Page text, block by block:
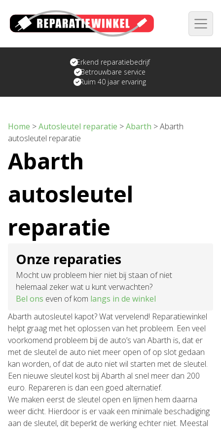
Erkend reparatiebedrijf
Betrouwbare service
Ruim 40 jaar ervaring
Home >Autosleutel reparatie >Abarth >Abarth
autosleutel reparatie
Abarth
autosleutel
reparatie
Onze reparaties
Mocht uw probleem hier niet bij staan of niet
helemaal zeker wat u kunt verwachten?
Bel ons even of kom langs in de winkel
Abarth autosleutel kapot? Wat vervelend! Reparatiewinkel
helpt graag met het oplossen van het probleem. Een veel
voorkomend probleem bij de auto’s van Abarth is, dat er
met de sleutel de auto niet meer open of op slot gedaan
kan worden, of dat de auto niet wil starten met de sleutel.
Een nieuwe sleutel kost bij Abarth al snel meer dan 200
euro. Repareren is dan een goed alternatief.
We maken eerst de sleutel open en lijmen hem daarna
weer dicht. Hierdoor is er vaak een minimale beschadiging
aan de sleutel, dit beperkt de werking echter niet. Meestal